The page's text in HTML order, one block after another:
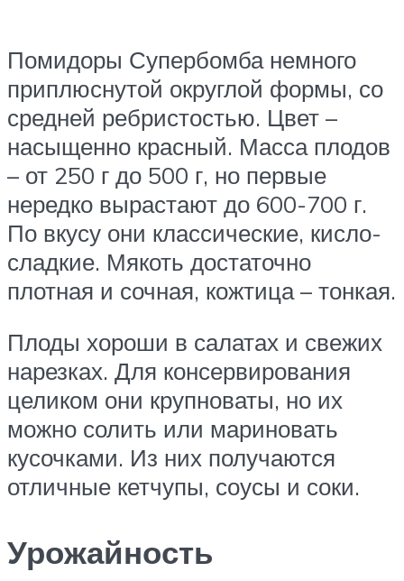
Помидоры Супербомба немного
приплюснутой округлой формы, со
средней ребристостью. Цвет –
насыщенно красный. Масса плодов
– от 250 г до 500 г, но первые
нередко вырастают до 600-700 г.
По вкусу они классические, кисло-
сладкие. Мякоть достаточно
плотная и сочная, кожтица – тонкая.
Плоды хороши в салатах и свежих
нарезках. Для консервирования
целиком они крупноваты, но их
можно солить или мариновать
кусочками. Из них получаются
отличные кетчупы, соусы и соки.
Урожайность